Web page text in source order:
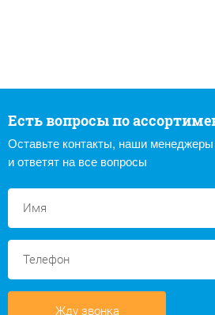
Есть вопросы по
Оставьте контакты, наши
и ответят на все вопросы
Жду звонка